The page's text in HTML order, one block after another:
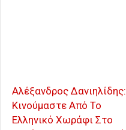
Αλέξανδρος Δανιηλίδης:
Κινούμαστε Από Το
Ελληνικό Χωράφι Στο